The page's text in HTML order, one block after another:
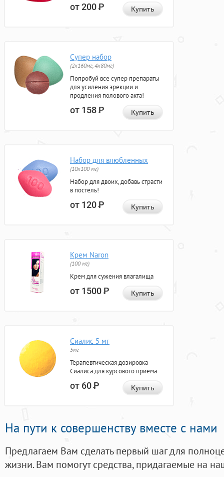
от 200Р Купить
Супер набор
(2х160мг, 4х80мг)
Попробуй все супер препараты
для усиления эрекции и
продления полового акта!
от 158Р Купить
Набор для влюбленных
(10х100 мг)
Набор для двоих, добавь страсти
в постель!
от 120Р Купить
Крем Naron
(100 мг)
Крем для сужения влагалища
от 1500Р Купить
Сиалис 5 мг
5мг
Терапевтическая дозировка
Сиалиса для курсового приема
от 60Р Купить
На пути к совершенству вместе с нами
Предлагаем Вам сделать первый шаг для
жизни. Вам помогут средства, придагаемые на